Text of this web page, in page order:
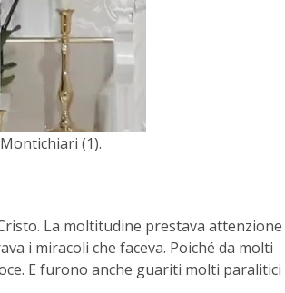
(1).
La moltitudine prestava attenzione
i miracoli che faceva. Poiché da molti
E furono anche guariti molti paralitici